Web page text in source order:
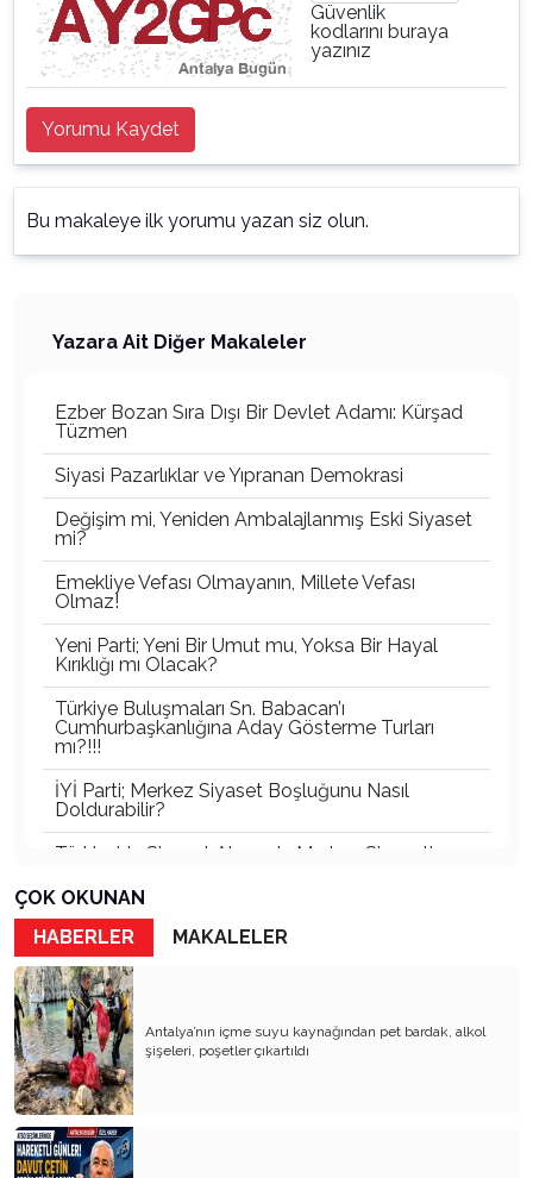
Güvenlik
kodlarını buraya
yazınız
Yorumu Kaydet
Bu makaleye ilk yorumu yazan siz olun.
Yazara Ait Diğer Makaleler
Ezber Bozan Sıra Dışı Bir Devlet Adamı: Kürşad
Tüzmen
Siyasi Pazarlıklar ve Yıpranan Demokrasi
Değişim mi, Yeniden Ambalajlanmış Eski Siyaset
mi?
Emekliye Vefası Olmayanın, Millete Vefası
Olmaz!
Yeni Parti; Yeni Bir Umut mu, Yoksa Bir Hayal
Kırıklığı mı Olacak?
Türkiye Buluşmaları Sn. Babacan’ı
Cumhurbaşkanlığına Aday Gösterme Turları
mı?!!!
İYİ Parti; Merkez Siyaset Boşluğunu Nasıl
Doldurabilir?
Türkiye’de Siyaset Alanında Merkez Siyaseti
Türkiye’nin En Büyük Partisi Belli Oldu!
Türkiye'nin Görünmeyen İktidarı: Bürokratik
Oligarşi
Antalya Gerçekten Lider Çıkaramıyor mu, Yoksa
Çıkan Liderler Ulusal Ölçekte Görünür Olamıyor
mu?
Çağın Vebası: Uyuşturucu ve Sanal Kumar
Siyasetle İlgilenmiyorum! (Je ne me intéresse
pas a la politique)
ÇOK OKUNAN
HABERLER
MAKALELER
Antalya’nın içme suyu kaynağından pet bardak, alkol
şişeleri, poşetler çıkartıldı